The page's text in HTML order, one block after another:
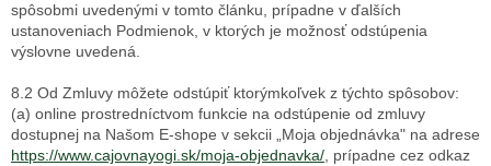
spôsobmi uvedenými v tomto článku, prípadne v ďalších
ustanoveniach Podmienok, v ktorých je možnosť odstúpenia
výslovne uvedená.
8.2 Od Zmluvy môžete odstúpiť ktorýmkoľvek z týchto spôsobov:
(a) online prostredníctvom funkcie na odstúpenie od zmluvy
dostupnej na Našom E-shope v sekcii „Moja objednávka" na adrese
https://www.cajovnayogi.sk/moja-objednavka/ , prípadne cez odkaz